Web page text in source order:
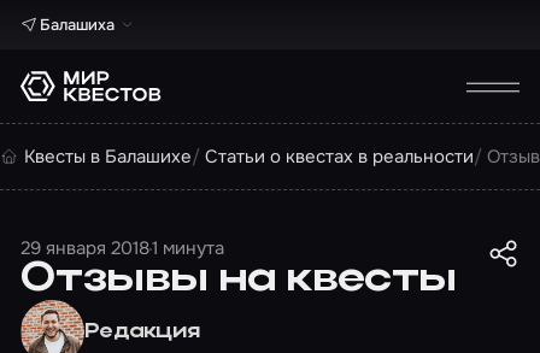
Балашиха
Квесты в Балашихе Статьи о квестах в реальности
29 января 20181 минута
Отзывы на квесты
Редакция